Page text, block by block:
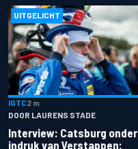
UITGELICHT
IGTC2 m
DOOR LAURENS STADE
Interview: Catsburg onder
indruk van Verstappen: